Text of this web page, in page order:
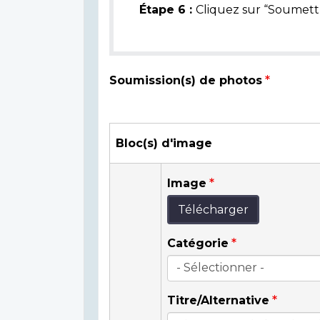
Étape 6 : Cliquez sur
Soumission(s) de photos
Bloc(s) d'image
Image
Télécharger
Catégorie
Titre/Alternative